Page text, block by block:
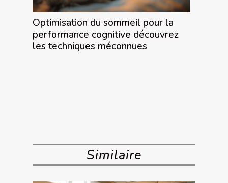
Optimisation du sommeil pour la
performance cognitive découvrez
les techniques méconnues
Similaire